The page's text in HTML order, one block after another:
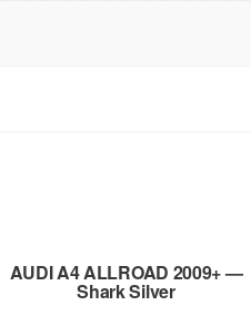
AUDI A4 ALLROAD 2009+ —
Shark Silver